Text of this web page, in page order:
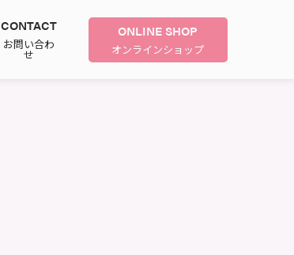
CONTACT
お問い合わ
せ
ONLINE SHOP
オンラインショップ